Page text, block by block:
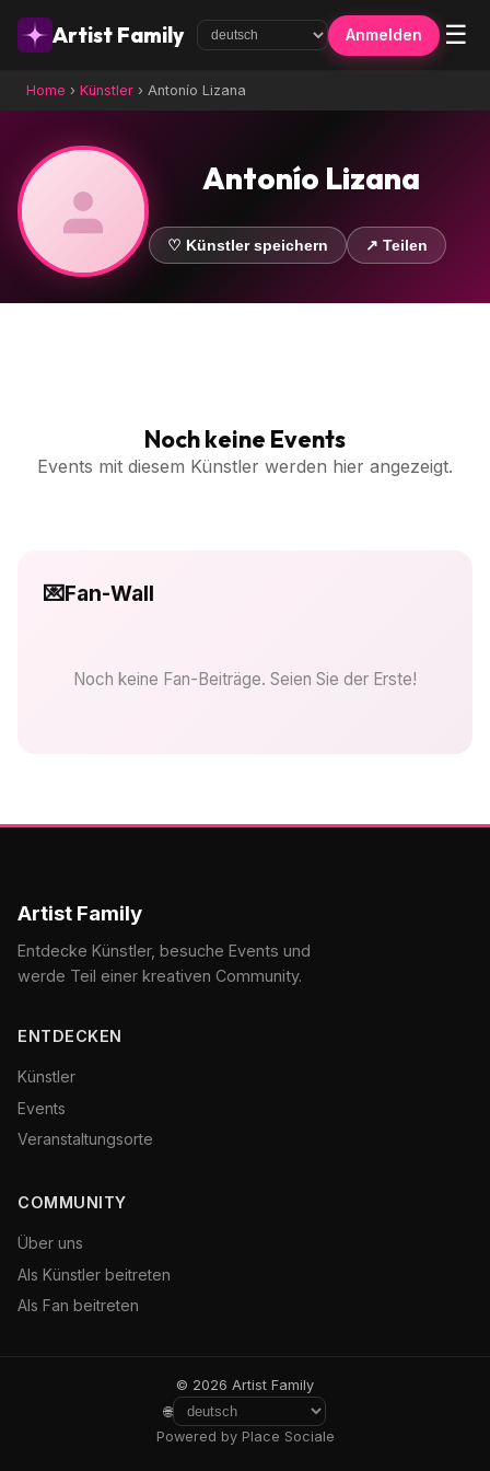
Artist Family Anmelden ☰
Home › Künstler › Antonío Lizana
Antonío Lizana
♡ Künstler speichern ↗ Teilen
Noch keine Events
Events mit diesem Künstler werden hier angezeigt.
💌Fan-Wall
Noch keine Fan-Beiträge. Seien Sie der Erste!
Artist Family
Entdecke Künstler, besuche Events und
werde Teil einer kreativen Community.
ENTDECKEN
Künstler
Events
Veranstaltungsorte
COMMUNITY
Über uns
Als Künstler beitreten
Als Fan beitreten
© 2026 Artist Family
🌐
Powered by Place Sociale